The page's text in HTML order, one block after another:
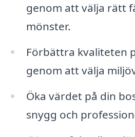
genom att välja rätt
mönster.
Förbättra kvaliteten
genom att välja
Öka värdet på din
snygg och